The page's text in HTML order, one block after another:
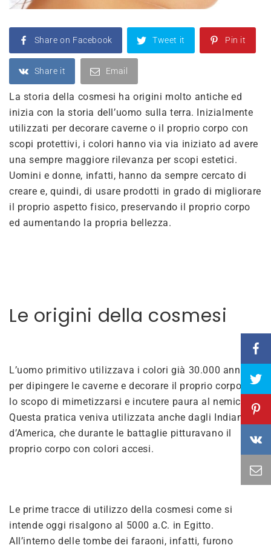
Share on Facebook Tweet it Pin it
Share it Email
La storia della cosmesi ha origini molto antiche ed
inizia con la storia dell’uomo sulla terra. Inizialmente
utilizzati per decorare caverne o il proprio corpo con
scopi protettivi, i colori hanno via via iniziato ad avere
una sempre maggiore rilevanza per scopi estetici.
Uomini e donne, infatti, hanno da sempre cercato di
creare e, quindi, di usare prodotti in grado di migliorare
il proprio aspetto fisico, preservando il proprio corpo
ed aumentando la propria bellezza.
Le origini della cosmesi
L’uomo primitivo utilizzava i colori già 30.000 anni fa,
per dipingere le caverne e decorare il proprio corpo con
lo scopo di mimetizzarsi e incutere paura al nemico.
Questa pratica veniva utilizzata anche dagli Indiani
d’America, che durante le battaglie pitturavano il
proprio corpo con colori accesi.
Le prime tracce di utilizzo della cosmesi come si
intende oggi risalgono al 5000 a.C. in Egitto.
All’interno delle tombe dei faraoni, infatti, furono